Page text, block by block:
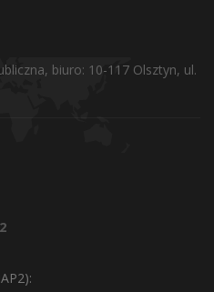
biuro: 10-117 Olsztyn, ul.